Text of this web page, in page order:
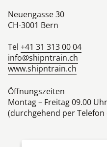
Neuengasse 30
CH-3001 Bern
Tel +41 31 313 00 04
info@shipntrain.ch
www.shipntrain.ch
Öffnungszeiten
Montag – Freitag 09.00
(durchgehend per Telefon